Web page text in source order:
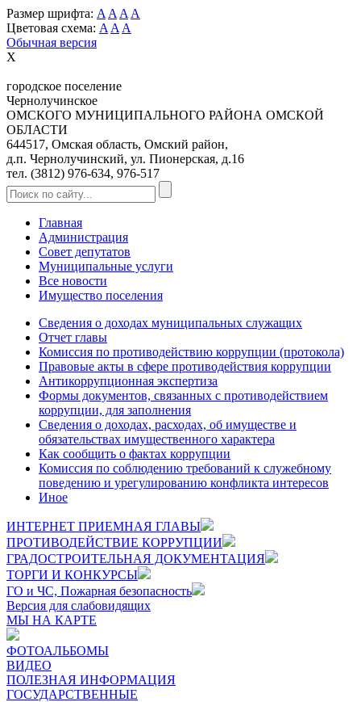
Размер шрифта: A A A A
Цветовая схема: A A A
Обычная версия
X
городское поселение
Чернолучинское
ОМСКОГО МУНИЦИПАЛЬНОГО РАЙОНА ОМСКОЙ
ОБЛАСТИ
644517, Омская область, Омский район,
д.п. Чернолучинский, ул. Пионерская, д.16
тел. (3812) 976-634, 976-517
Главная
Администрация
Совет депутатов
Муниципальные услуги
Все новости
Имущество поселения
Сведения о доходах муниципальных служащих
Отчет главы
Комиссия по противодействию коррупции (протокола)
Правовые акты в сфере противодействия коррупции
Антикоррупционная экспертиза
Формы документов, связанных с противодействием
коррупции, для заполнения
Сведения о доходах, расходах, об имуществе и
обязательствах имущественного характера
Как сообщить о фактах коррупции
Комиссия по соблюдению требований к служебному
поведению и урегулированию конфликта интересов
Иное
ИНТЕРНЕТ ПРИЕМНАЯ ГЛАВЫ
ПРОТИВОДЕЙСТВИЕ КОРРУПЦИИ
ГРАДОСТРОИТЕЛЬНАЯ ДОКУМЕНТАЦИЯ
ТОРГИ И КОНКУРСЫ
ГО и ЧС, Пожарная безопасность
Версия для слабовидящих
МЫ НА КАРТЕ
ФОТОАЛЬБОМЫ
ВИДЕО
ПОЛЕЗНАЯ ИНФОРМАЦИЯ
ГОСУДАРСТВЕННЫЕ